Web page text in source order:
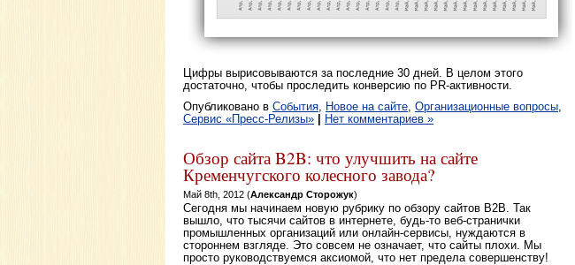
Цифры вырисовываются за последние 30 дней. В целом этого
достаточно, чтобы проследить конверсию по PR-активности.
Опубликовано в События, Новое на сайте, Организационные вопросы,
Сервис «Пресс-Релизы»
Нет комментариев »
Обзор сайта B2B: что улучшить на сайте
Кременчугского колесного завода?
Май 8th, 2012 (Александр Сторожук)
Сегодня мы начинаем новую рубрику по обзору сайтов B2B. Так
вышло, что тысячи сайтов в интернете, будь-то веб-странички
промышленных организаций или онлайн-сервисы, нуждаются в
стороннем взгляде. Это совсем не означает, что сайты плохи. Мы
просто руководствуемся аксиомой, что нет предела совершенству!